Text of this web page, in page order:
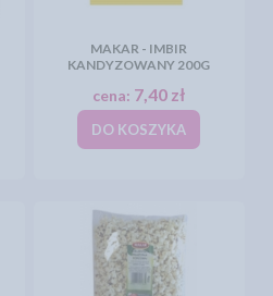
MAKAR - IMBIR
KANDYZOWANY 200G
cena: 7,40 zł
DO KOSZYKA